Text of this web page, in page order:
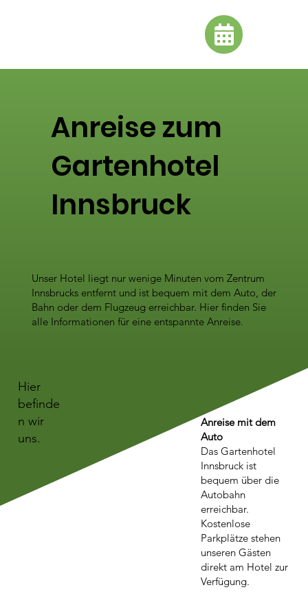
Anreise zum
Gartenhotel
Innsbruck
Unser Hotel liegt nur wenige Minuten vom Zentrum
Innsbrucks entfernt und ist bequem mit dem Auto, der
Bahn oder dem Flugzeug erreichbar. Hier finden Sie
alle Informationen für eine entspannte Anreise.
Hier
befinde
n wir
uns.
Anreise mit dem
Auto
Das Gartenhotel
Innsbruck ist
bequem über die
Autobahn
erreichbar.
Kostenlose
Parkplätze stehen
unseren Gästen
direkt am Hotel zur
Verfügung.